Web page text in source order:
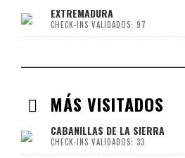
EXTREMADURA
CHECK-INS VALIDADOS: 97
MÁS VISITADOS
CABANILLAS DE LA SIERRA
CHECK-INS VALIDADOS: 33